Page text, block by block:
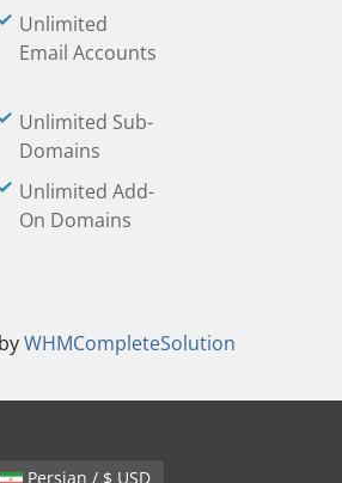
Unlimited
Email Accounts
Unlimited Sub-
Domains
Unlimited Add-
On Domains
WHMCompleteSolution
Persian / $ USD